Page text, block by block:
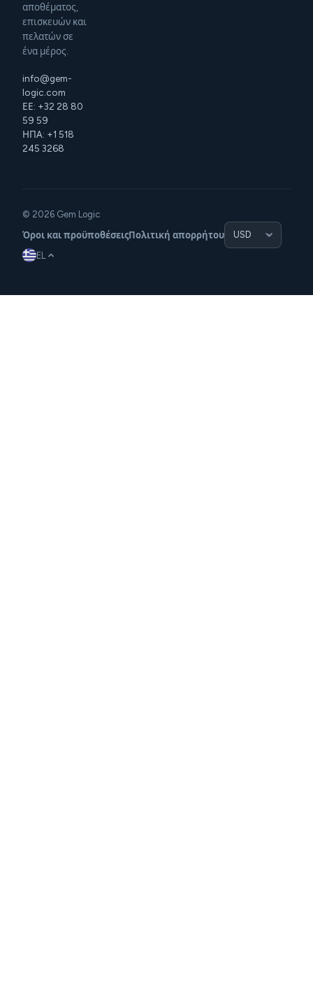
αποθέματος,
επισκευών και
πελατών σε
ένα μέρος.
info@gem-
logic.com
ΕΕ: +32 28 80
59 59
ΗΠΑ: +1 518
245 3268
© 2026 Gem Logic
Όροι και προϋποθέσειςΠολιτική απορρήτου
EL